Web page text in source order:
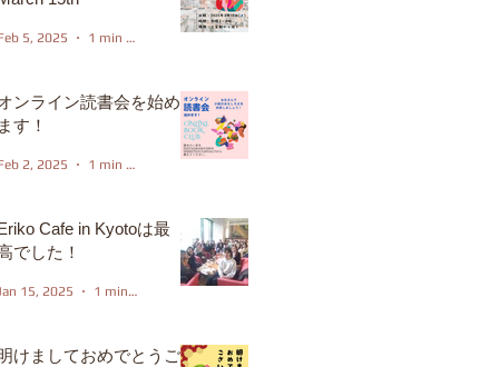
5, 2025 1 min read
ンライン読書会を始め
ます！
2, 2025 1 min read
Eriko Cafe in Kyotoは最
でした！
15, 2025 1 min read
けましておめでとうご